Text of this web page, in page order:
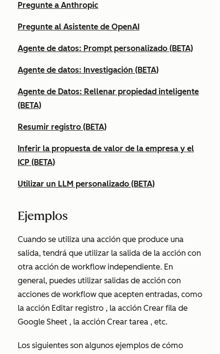
Pregunte a Anthropic
Pregunte al Asistente de OpenAI
Agente de datos: Prompt personalizado (BETA)
Agente de datos: Investigación (BETA)
Agente de Datos: Rellenar propiedad inteligente
(BETA)
Resumir registro (BETA)
Inferir la propuesta de valor de la empresa y el
ICP (BETA)
Utilizar un LLM personalizado (BETA)
Ejemplos
Cuando se utiliza una acción que produce una
salida, tendrá que utilizar la salida de la acción con
otra acción de workflow independiente. En
general, puedes utilizar salidas de acción con
acciones de workflow que acepten entradas, como
la acción Editar registro , la acción Crear fila de
Google Sheet , la acción Crear tarea , etc.
Los siguientes son algunos ejemplos de cómo